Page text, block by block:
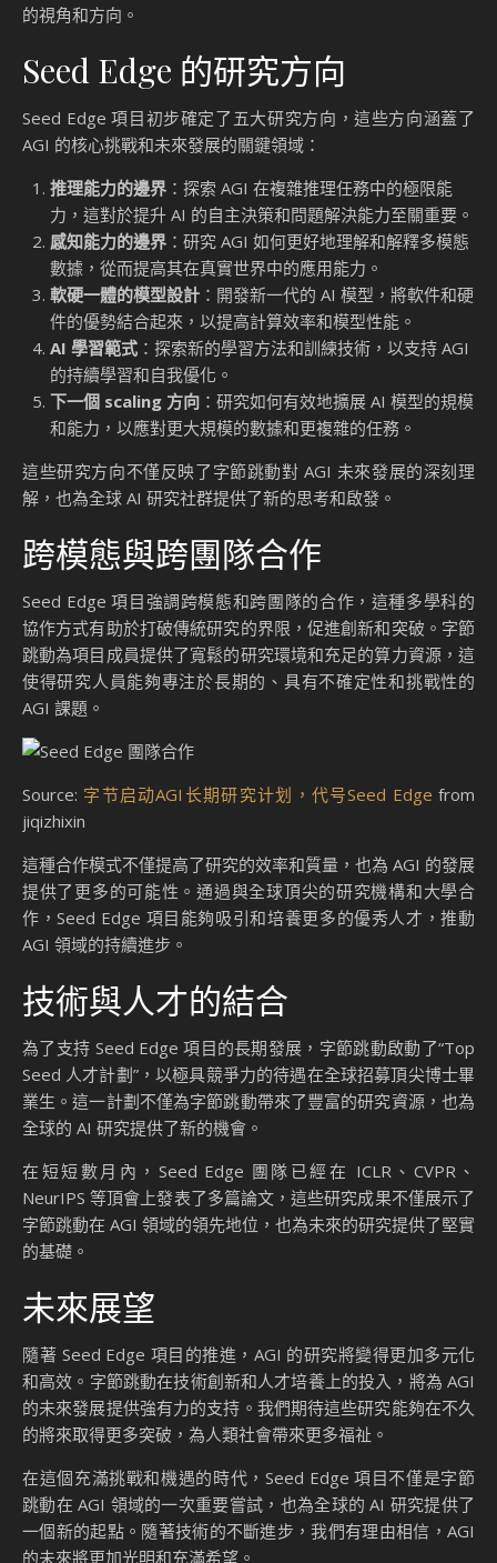
的視角和方向。
Seed Edge 的研究方向
Seed Edge 項目初步確定了五大研究方向，這些方向涵蓋了
AGI 的核心挑戰和未來發展的關鍵領域：
推理能力的邊界 ：探索 AGI 在複雜推理任務中的極限能
力，這對於提升 AI 的自主決策和問題解決能力至關重要。
感知能力的邊界 ：研究 AGI 如何更好地理解和解釋多模態
數據，從而提高其在真實世界中的應用能力。
軟硬一體的模型設計 ：開發新一代的 AI 模型，將軟件和硬
件的優勢結合起來，以提高計算效率和模型性能。
AI 學習範式 ：探索新的學習方法和訓練技術，以支持 AGI
的持續學習和自我優化。
下一個 scaling 方向 ：研究如何有效地擴展 AI 模型的規模
和能力，以應對更大規模的數據和更複雜的任務。
這些研究方向不僅反映了字節跳動對 AGI 未來發展的深刻理
解，也為全球 AI 研究社群提供了新的思考和啟發。
跨模態與跨團隊合作
Seed Edge 項目強調跨模態和跨團隊的合作，這種多學科的
協作方式有助於打破傳統研究的界限，促進創新和突破。字節
跳動為項目成員提供了寬鬆的研究環境和充足的算力資源，這
使得研究人員能夠專注於長期的、具有不確定性和挑戰性的
AGI 課題。
Source: 字节启动AGI长期研究计划，代号Seed Edge from
jiqizhixin
這種合作模式不僅提高了研究的效率和質量，也為 AGI 的發展
提供了更多的可能性。通過與全球頂尖的研究機構和大學合
作，Seed Edge 項目能夠吸引和培養更多的優秀人才，推動
AGI 領域的持續進步。
技術與人才的結合
為了支持 Seed Edge 項目的長期發展，字節跳動啟動了“Top
Seed 人才計劃”，以極具競爭力的待遇在全球招募頂尖博士畢
業生。這一計劃不僅為字節跳動帶來了豐富的研究資源，也為
全球的 AI 研究提供了新的機會。
在短短數月內，Seed Edge 團隊已經在 ICLR、CVPR、
NeurIPS 等頂會上發表了多篇論文，這些研究成果不僅展示了
字節跳動在 AGI 領域的領先地位，也為未來的研究提供了堅實
的基礎。
未來展望
隨著 Seed Edge 項目的推進，AGI 的研究將變得更加多元化
和高效。字節跳動在技術創新和人才培養上的投入，將為 AGI
的未來發展提供強有力的支持。我們期待這些研究能夠在不久
的將來取得更多突破，為人類社會帶來更多福祉。
在這個充滿挑戰和機遇的時代，Seed Edge 項目不僅是字節
跳動在 AGI 領域的一次重要嘗試，也為全球的 AI 研究提供了
一個新的起點。隨著技術的不斷進步，我們有理由相信，AGI
的未來將更加光明和充滿希望。